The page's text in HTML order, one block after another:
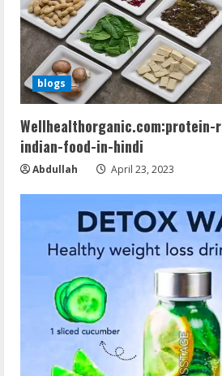
blogs
indian-food-in-hindi
Abdullah April 23, 2023